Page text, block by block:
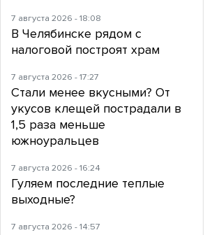
7 августа 2026 - 18:08
В Челябинске рядом с
налоговой построят храм
7 августа 2026 - 17:27
Стали менее вкусными? От
укусов клещей пострадали в
1,5 раза меньше
южноуральцев
7 августа 2026 - 16:24
Гуляем последние теплые
выходные?
7 августа 2026 - 14:57